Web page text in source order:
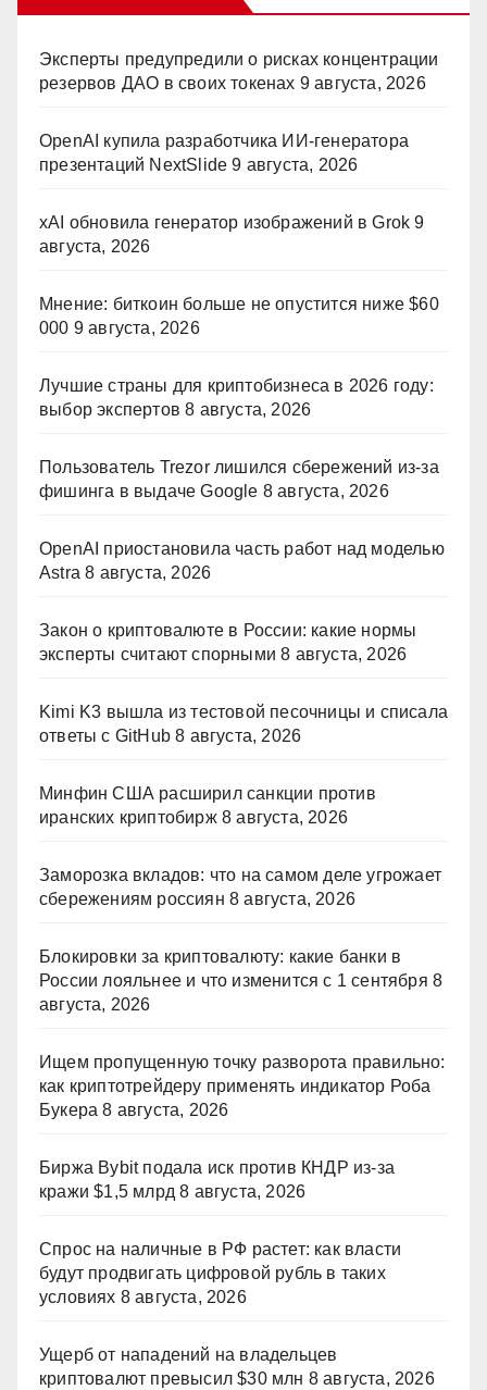
Эксперты предупредили о рисках концентрации
резервов ДАО в своих токенах 9 августа, 2026
OpenAI купила разработчика ИИ-генератора
презентаций NextSlide 9 августа, 2026
xAI обновила генератор изображений в Grok 9
августа, 2026
Мнение: биткоин больше не опустится ниже $60
000 9 августа, 2026
Лучшие страны для криптобизнеса в 2026 году:
выбор экспертов 8 августа, 2026
Пользователь Trezor лишился сбережений из-за
фишинга в выдаче Google 8 августа, 2026
OpenAI приостановила часть работ над моделью
Astra 8 августа, 2026
Закон о криптовалюте в России: какие нормы
эксперты считают спорными 8 августа, 2026
Kimi K3 вышла из тестовой песочницы и списала
ответы с GitHub 8 августа, 2026
Минфин США расширил санкции против
иранских криптобирж 8 августа, 2026
Заморозка вкладов: что на самом деле угрожает
сбережениям россиян 8 августа, 2026
Блокировки за криптовалюту: какие банки в
России лояльнее и что изменится с 1 сентября 8
августа, 2026
Ищем пропущенную точку разворота правильно:
как криптотрейдеру применять индикатор Роба
Букера 8 августа, 2026
Биржа Bybit подала иск против КНДР из‑за
кражи $1,5 млрд 8 августа, 2026
Спрос на наличные в РФ растет: как власти
будут продвигать цифровой рубль в таких
условиях 8 августа, 2026
Ущерб от нападений на владельцев
криптовалют превысил $30 млн 8 августа, 2026